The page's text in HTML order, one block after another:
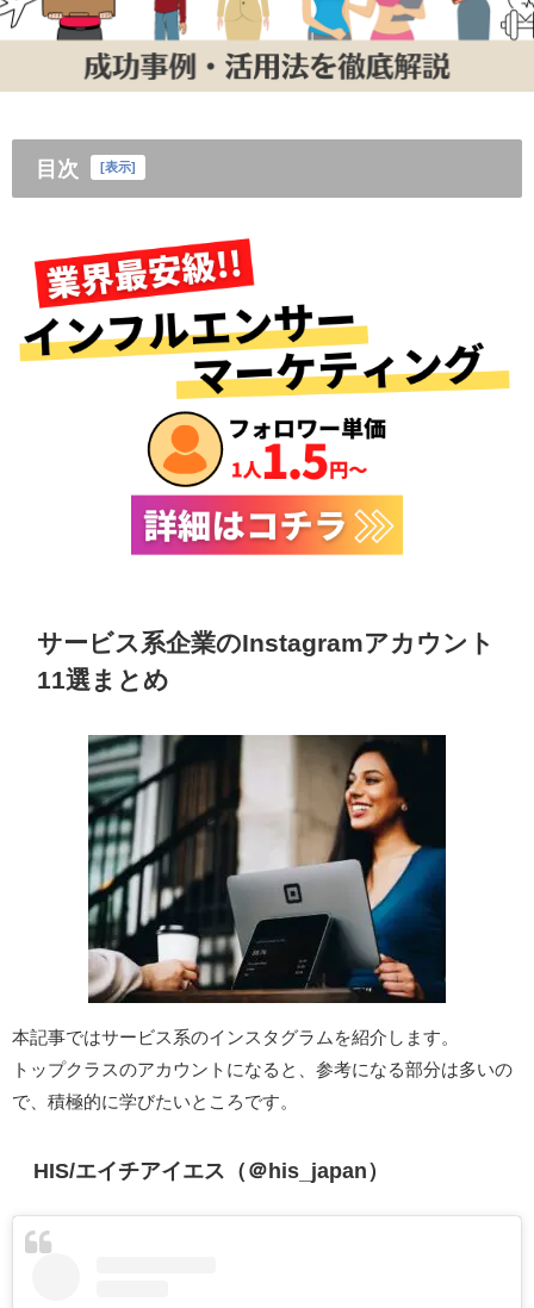
目次 [表示]
サービス系企業のInstagramアカウント
11選まとめ
本記事ではサービス系のインスタグラムを紹介します。
トップクラスのアカウントになると、参考になる部分は多いの
で、積極的に学びたいところです。
HIS/エイチアイエス（＠his_japan）